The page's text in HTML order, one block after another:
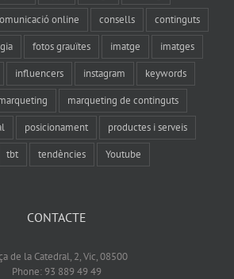
online consells
continguts
fotos grauïtes imatge
imatges
influencers instagram
keywords
marqueting de continguts
posicionament
productes i serveis
tbt tendències Youtube
CONTACTE
de la Catedral, 2, Vic, 08500
Phone: 93 889 49 49